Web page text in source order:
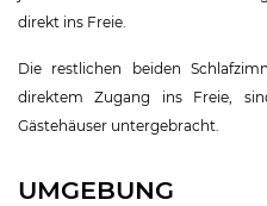
direkt ins Freie.
Die restlichen beiden
direktem Zugang ins Freie,
Gästehäuser untergebracht.
UMGEBUNG